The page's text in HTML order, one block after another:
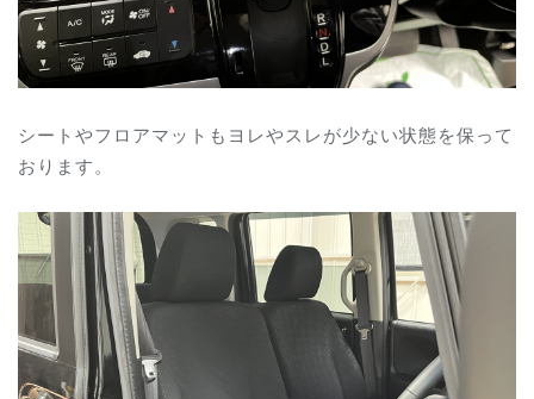
シートやフロアマットもヨレやスレが少ない状態を保って
おります。